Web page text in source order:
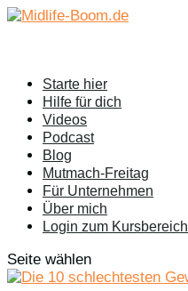
Starte hier
Hilfe für dich
Videos
Podcast
Blog
Mutmach-Freitag
Für Unternehmen
Über mich
Login zum Kursbereich
Seite wählen